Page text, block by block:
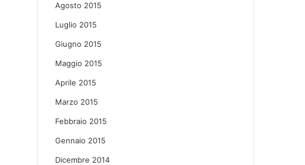
Agosto 2015
Luglio 2015
Giugno 2015
Maggio 2015
Aprile 2015
Marzo 2015
Febbraio 2015
Gennaio 2015
Dicembre 2014